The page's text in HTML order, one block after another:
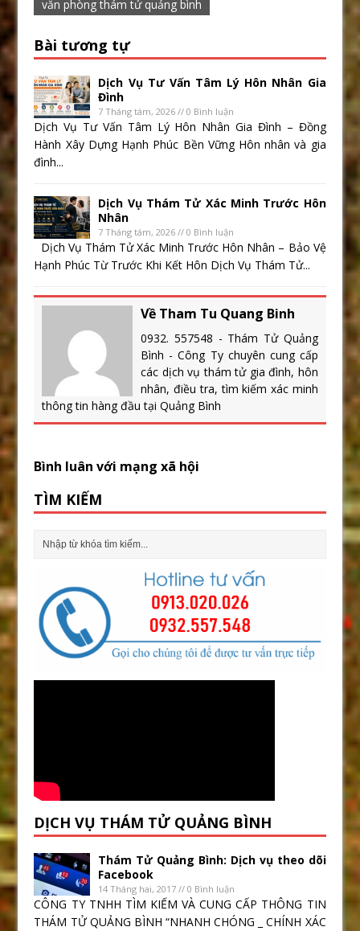
văn phòng thám tử quảng bình
Bài tương tự
Dịch Vụ Tư Vấn Tâm Lý Hôn Nhân Gia
Đình
7 Tháng tám, 2026 // 0 Bình luận
Dịch Vụ Tư Vấn Tâm Lý Hôn Nhân Gia Đình – Đồng
Hành Xây Dựng Hạnh Phúc Bền Vững Hôn nhân và gia
đình...
Dịch Vụ Thám Tử Xác Minh Trước Hôn
Nhân
7 Tháng tám, 2026 // 0 Bình luận
Dịch Vụ Thám Tử Xác Minh Trước Hôn Nhân – Bảo Vệ
Hạnh Phúc Từ Trước Khi Kết Hôn Dịch Vụ Thám Tử...
Về Tham Tu Quang Binh
0932. 557548 - Thám Tử Quảng
Bình - Công Ty chuyên cung cấp
các dịch vụ thám tử gia đình, hôn
nhân, điều tra, tìm kiếm xác minh
thông tin hàng đầu tại Quảng Bình
Bình luân với mạng xã hội
TÌM KIẾM
DỊCH VỤ THÁM TỬ QUẢNG BÌNH
Thám Tử Quảng Bình: Dịch vụ theo dõi
Facebook
14 Tháng hai, 2017 // 0 Bình luận
CÔNG TY TNHH TÌM KIẾM VÀ CUNG CẤP THÔNG TIN
THÁM TỬ QUẢNG BÌNH “NHANH CHÓNG _ CHÍNH XÁC